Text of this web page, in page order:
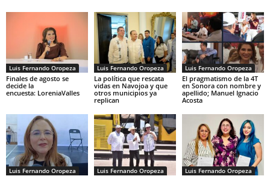
Luis Fernando Oropeza
Finales de agosto se
decide la
encuesta: LoreniaValles
Luis Fernando Oropeza
La política que rescata
vidas en Navojoa y que
otros municipios ya
replican
Luis Fernando Oropeza
El pragmatismo de la 4T
en Sonora con nombre y
apellido; Manuel Ignacio
Acosta
Luis Fernando Oropeza Luis Fernando Oropeza Luis Fernando Oropeza